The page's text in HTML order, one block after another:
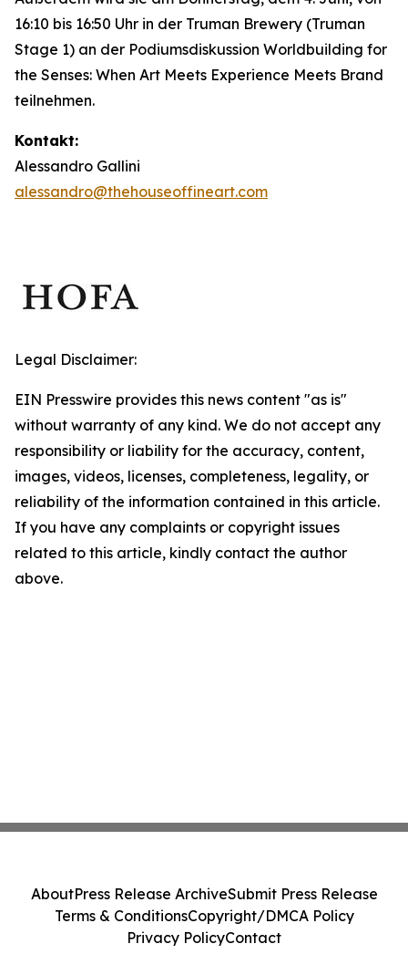
16:10 bis 16:50 Uhr in der Truman Brewery (Truman
Stage 1) an der Podiumsdiskussion Worldbuilding for
the Senses: When Art Meets Experience Meets Brand
teilnehmen.
Kontakt:
Alessandro Gallini
alessandro@thehouseoffineart.com
Legal Disclaimer:
EIN Presswire provides this news content "as is"
without warranty of any kind. We do not accept any
responsibility or liability for the accuracy, content,
images, videos, licenses, completeness, legality, or
reliability of the information contained in this article.
If you have any complaints or copyright issues
related to this article, kindly contact the author
above.
AboutPress Release ArchiveSubmit Press Release
Terms & ConditionsCopyright/DMCA Policy
Privacy PolicyContact